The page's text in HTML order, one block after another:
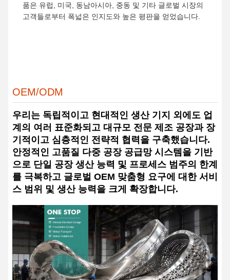
품은 유럽, 미국, 동남아시아, 중동 및 기타 글로벌 시장의
고객들로부터 폭넓은 인지도와 높은 평판을 얻었습니다.
OEM/ODM
우리는 독립적이고 현대적인 생산 기지 외에도 업
계의 여러 표준화되고 대규모 전문 제조 공장과 장
기적이고 심층적인 전략적 협력을 구축했습니다.
안정적인 고품질 다중 공장 공급망 시스템을 기반
으로 단일 공장 생산 능력 및 프로세스 범주의 한계
를 극복하고 글로벌 OEM 맞춤형 요구에 대한 서비
스 범위 및 생산 능력을 크게 확장합니다.